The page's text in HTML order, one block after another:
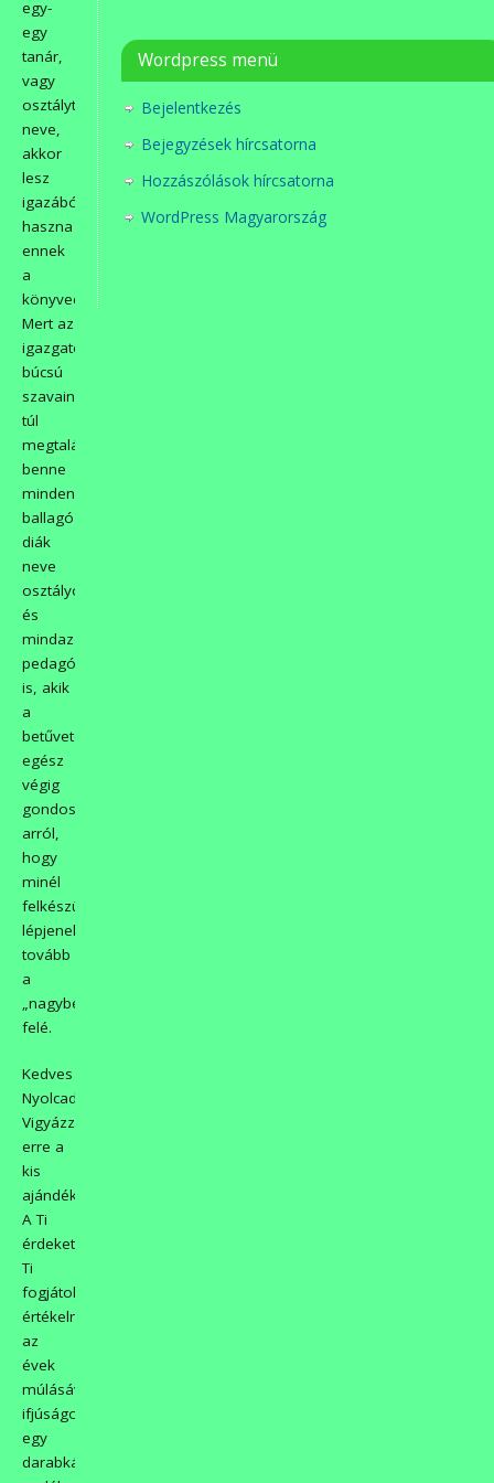
egy-
egy
tanár,
vagy
osztálytárs
neve,
akkor
lesz
igazából
haszna
ennek
a
könyvecskének!
Mert az
igazgatónő
búcsú
szavain
túl
megtalálható
benne
minden
ballagó
diák
neve
osztályonként,
és
mindazon
pedagógusoké
is, akik
a
betűvetéstől
egész
végig
gondoskodtak
arról,
hogy
minél
felkészültebben
lépjenek
tovább
a
„nagybetűs”
felé.
Kedves
Nyolcadikosok!
Vigyázzatok
erre a
kis
ajándékunkra!
A Ti
érdeketek,
Ti
fogjátok
értékelni
az
évek
múlásával
ifjúságotok
egy
darabkájára
Wordpress menü
Bejelentkezés
Bejegyzések hírcsatorna
Hozzászólások hírcsatorna
WordPress Magyarország